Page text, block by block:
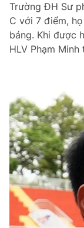
Trường ĐH Sư
C với 7 điểm,
bảng. Khi được
HLV Phạm